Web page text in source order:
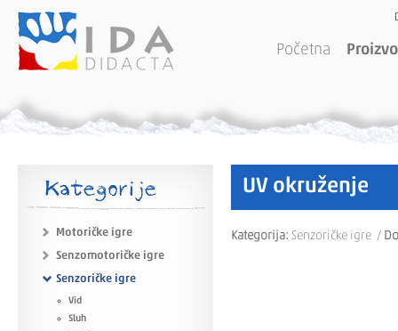
Početna
Kategorije
Motoričke igre
Senzomotoričke igre
Senzoričke igre
Vid
Sluh
UV okruženje
Kategorija: Senzoričke igre /